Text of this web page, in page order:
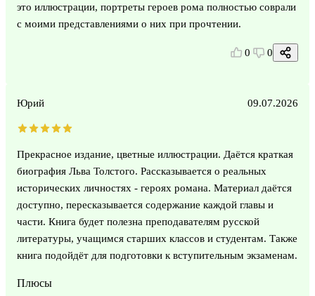
это иллюстрации, портреты героев рома полностью соврали
с моими представлениями о них при прочтении.
0 0
Юрий 09.07.2026
Прекрасное издание, цветные иллюстрации. Даётся краткая
биография Льва Толстого. Рассказывается о реальных
исторических личностях - героях романа. Материал даётся
доступно, пересказывается содержание каждой главы и
части. Книга будет полезна преподавателям русской
литературы, учащимся старших классов и студентам. Также
книга подойдёт для подготовки к вступительным экзаменам.
Плюсы